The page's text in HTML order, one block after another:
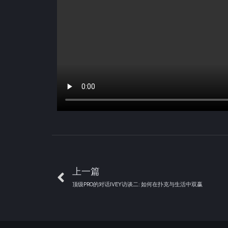
上一篇
顶级PRO的对话IVEY访谈二: 如何在扑克与生活中双赢